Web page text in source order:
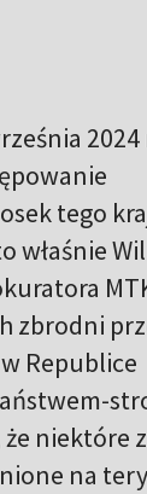
tego
właśnie
zbrodni
Republice
niektóre
na